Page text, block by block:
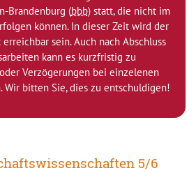
Brandenburg (bbb) statt, die nicht im
können. In dieser Zeit wird der
sein. Auch nach Abschluss
kann es kurzfristig zu
Verzögerungen bei einzelenen
Wir bitten Sie, dies zu entschuldigen!
5/6